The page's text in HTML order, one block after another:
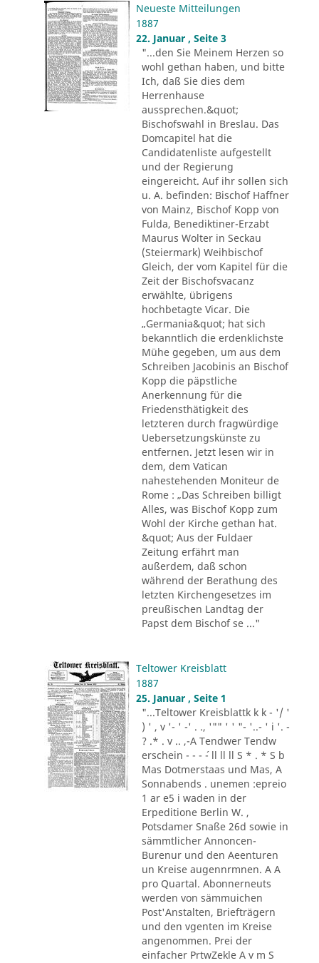
Neueste Mitteilungen
1887
22. Januar , Seite 3
"...den Sie Meinem Herzen so
wohl gethan haben, und bitte
Ich, daß Sie dies dem
Herrenhause
aussprechen.&quot;
Bischofswahl in Breslau. Das
Domcapitel hat die
Candidatenliste aufgestellt
und der Regierung
eingereicht. Auf ihr sollen sich
u. A. befinden: Bischof Haffner
von Mainz, Bischof Kopp von
Fulda, Benediktiner-Erzabt
Maurus Wolter in Seckau
(Steiermark) Weihbischof
Gleich, der vom Kapitel für die
Zeit der Bischofsvacanz
erwählte, übrigens
hochbetagte Vicar. Die
„Germania&quot; hat sich
bekanntlich die erdenklichste
Mühe gegeben, um aus dem
Schreiben Jacobinis an Bischof
Kopp die päpstliche
Anerkennung für die
Friedensthätigkeit des
letzteren durch fragwürdige
Uebersetzungskünste zu
entfernen. Jetzt lesen wir in
dem, dem Vatican
nahestehenden Moniteur de
Rome : „Das Schreiben billigt
Alles, was Bischof Kopp zum
Wohl der Kirche gethan hat.
&quot; Aus der Fuldaer
Zeitung erfährt man
außerdem, daß schon
während der Berathung des
letzten Kirchengesetzes im
preußischen Landtag der
Papst dem Bischof se ..."
Teltower Kreisblatt
1887
25. Januar , Seite 1
"...Teltower Kreisblattk k k - '/ '
) ' , v '- ' -' . ., '"" ' ' "- '..- ' i '. -
? .* . v .. ,-A Tendwer Tendw
erschein - - - ´- ll ll ll S * . * S b
Mas Dotmerstaas und Mas, A
Sonnabends . unemen :epreio
1 ar e5 i waden in der
Erpeditione Berlin W. ,
Potsdamer Snaße 26d sowie in
sämmtlicher Annoncen-
Burenur und den Aeenturen
un Kreise augennrmnen. A A
pro Quartal. Abonnerneuts
werden von sämmuichen
Post'Anstalten, Briefträgern
und den vgenten im Kreise
angenommen. Prei der
einfacher PrtwZekle A v m S